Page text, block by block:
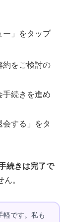
ー」をタップ
約をご検討の
手続きを進め
する」をタ
続きは完了で
。
軽です。私も